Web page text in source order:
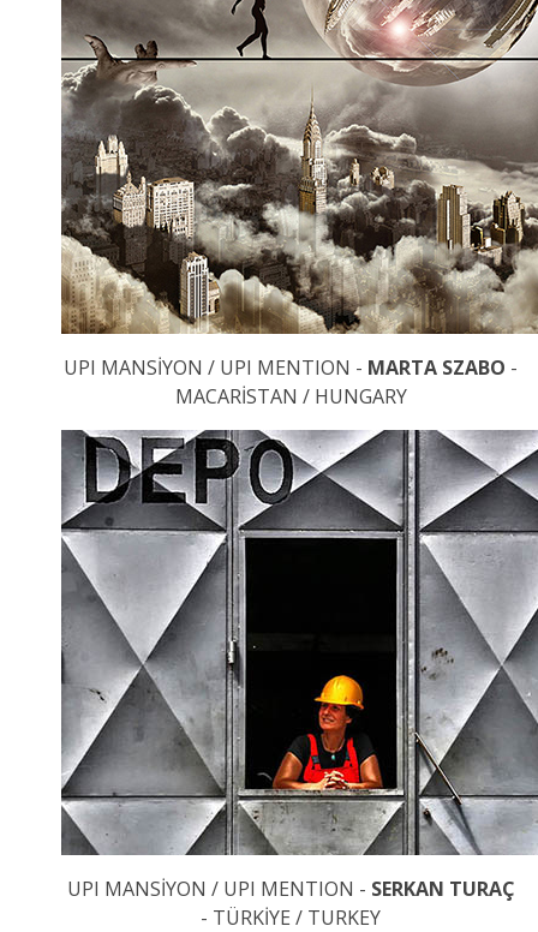
UPI MANSİYON / UPI MENTION - MARTA SZABO -
MACARİSTAN / HUNGARY
UPI MANSİYON / UPI MENTION - SERKAN TURAÇ
- TÜRKİYE / TURKEY